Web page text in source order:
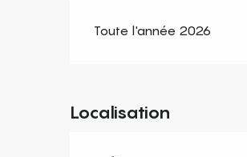
Toute l'année 2026
Localisation